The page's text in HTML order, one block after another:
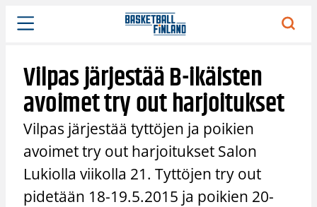
Siirry
sisältöön
Vilpas järjestää B-ikäisten
avoimet try out harjoitukset
Vilpas järjestää tyttöjen ja poikien
avoimet try out harjoitukset Salon
Lukiolla viikolla 21. Tyttöjen try out
pidetään 18-19.5.2015 ja poikien 20-